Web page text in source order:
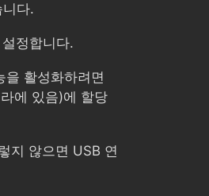
다.
정합니다.
을 활성화하려면
에 있음)에 할당
지 않으면 USB 연